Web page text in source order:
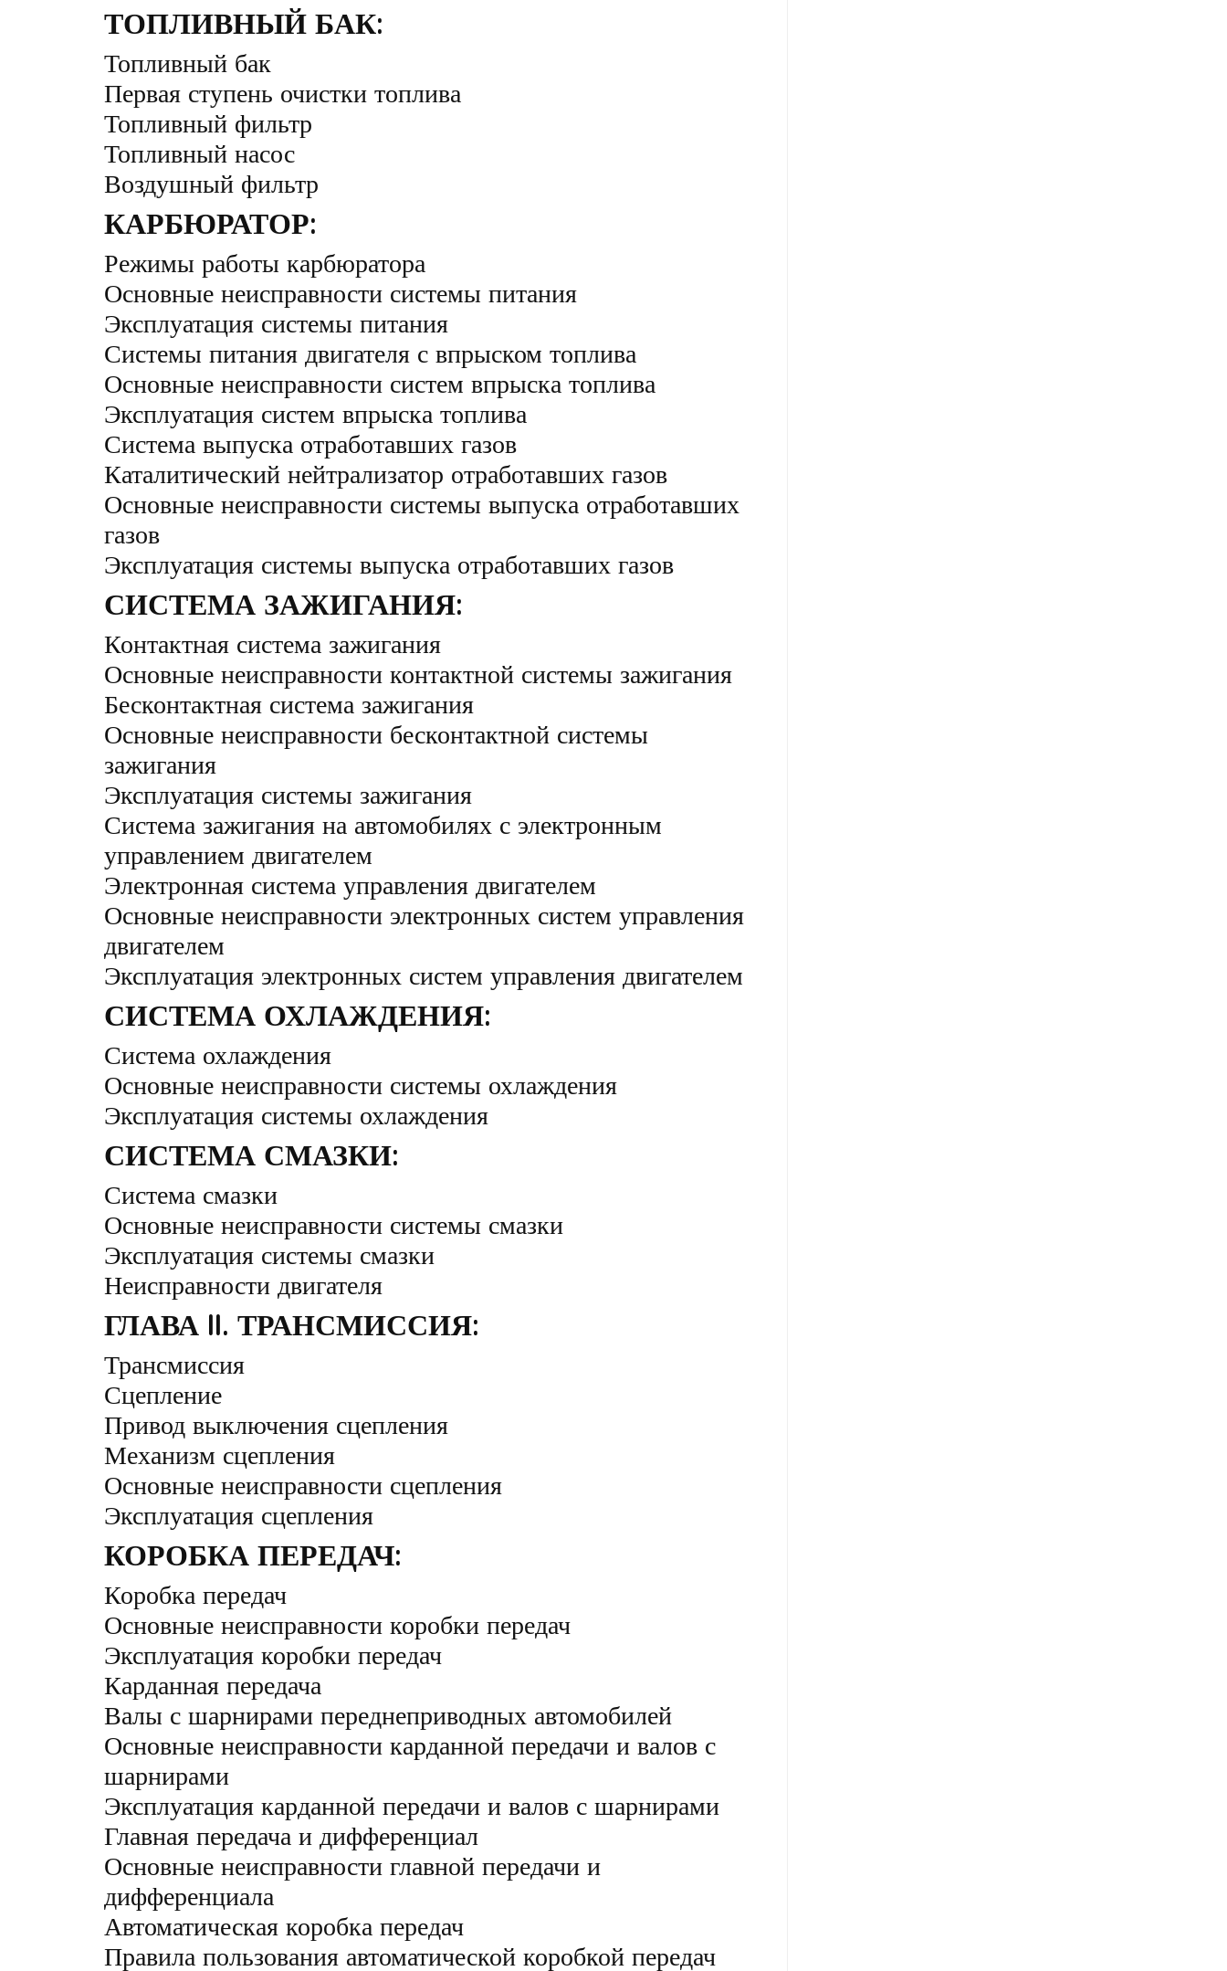
ТОПЛИВНЫЙ БАК:
Топливный бак
Первая ступень очистки топлива
Топливный фильтр
Топливный насос
Воздушный фильтр
КАРБЮРАТОР:
Режимы работы карбюратора
Основные неисправности системы питания
Эксплуатация системы питания
Системы питания двигателя с впрыском топлива
Основные неисправности систем впрыска топлива
Эксплуатация систем впрыска топлива
Система выпуска отработавших газов
Каталитический нейтрализатор отработавших газов
Основные неисправности системы выпуска отработавших
газов
Эксплуатация системы выпуска отработавших газов
СИСТЕМА ЗАЖИГАНИЯ:
Контактная система зажигания
Основные неисправности контактной системы зажигания
Бесконтактная система зажигания
Основные неисправности бесконтактной системы
зажигания
Эксплуатация системы зажигания
Система зажигания на автомобилях с электронным
управлением двигателем
Электронная система управления двигателем
Основные неисправности электронных систем управления
двигателем
Эксплуатация электронных систем управления двигателем
СИСТЕМА ОХЛАЖДЕНИЯ:
Система охлаждения
Основные неисправности системы охлаждения
Эксплуатация системы охлаждения
СИСТЕМА СМАЗКИ:
Система смазки
Основные неисправности системы смазки
Эксплуатация системы смазки
Неисправности двигателя
ГЛАВА II. ТРАНСМИССИЯ:
Трансмиссия
Сцепление
Привод выключения сцепления
Механизм сцепления
Основные неисправности сцепления
Эксплуатация сцепления
КОРОБКА ПЕРЕДАЧ:
Коробка передач
Основные неисправности коробки передач
Эксплуатация коробки передач
Карданная передача
Валы с шарнирами переднеприводных автомобилей
Основные неисправности карданной передачи и валов с
шарнирами
Эксплуатация карданной передачи и валов с шарнирами
Главная передача и дифференциал
Основные неисправности главной передачи и
дифференциала
Автоматическая коробка передач
Правила пользования автоматической коробкой передач